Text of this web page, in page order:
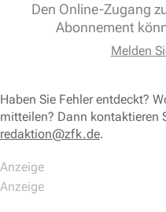
Den Online-Zugang
Abonnement
Melden
Haben Sie Fehler entdeckt?
mitteilen? Dann kontaktieren
redaktion@zfk.de.